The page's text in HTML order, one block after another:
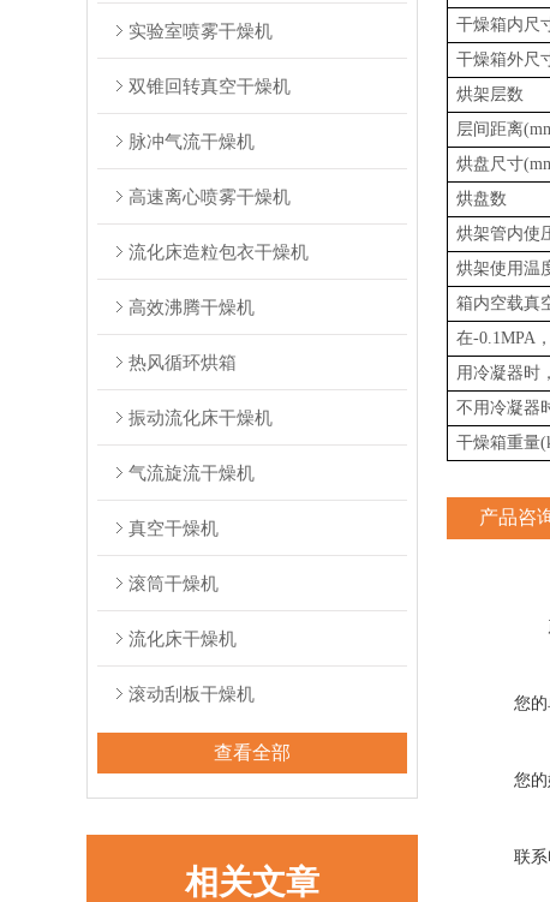
实验室喷雾干燥机
双锥回转真空干燥机
脉冲气流干燥机
高速离心喷雾干燥机
流化床造粒包衣干燥机
高效沸腾干燥机
热风循环烘箱
振动流化床干燥机
气流旋流干燥机
真空干燥机
滚筒干燥机
流化床干燥机
滚动刮板干燥机
查看全部
相关文章
干燥箱内尺
干燥箱外尺
烘架层数
层间距离
烘盘尺寸
烘盘数
烘架管内使
烘架使用温
箱内空载真
在-0.1MPA
用冷凝器时
不用冷凝器
干燥箱重量
产品咨
您的
您的
联系